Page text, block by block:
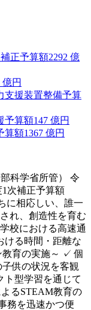
正予算額2292 億
億円
支援装置整備予算
予算額147 億円
算額1367 億円
科学省所管） 令
次補正予算額
に相応しい、誰一
れ、創造性を育む
校における高速通
る時間・距離な
教育の実施～ ✓ 個
供の状況を客観
型学習を通じて
るSTEAM教育の
務を迅速かつ便